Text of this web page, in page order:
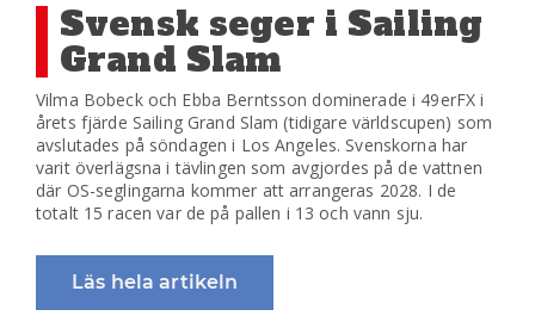
Svensk seger i Sailing
Grand Slam
Vilma Bobeck och Ebba Berntsson dominerade i 49erFX i
årets fjärde Sailing Grand Slam (tidigare världscupen) som
avslutades på söndagen i Los Angeles. Svenskorna har
varit överlägsna i tävlingen som avgjordes på de vattnen
där OS-seglingarna kommer att arrangeras 2028. I de
totalt 15 racen var de på pallen i 13 och vann sju.
Läs hela artikeln